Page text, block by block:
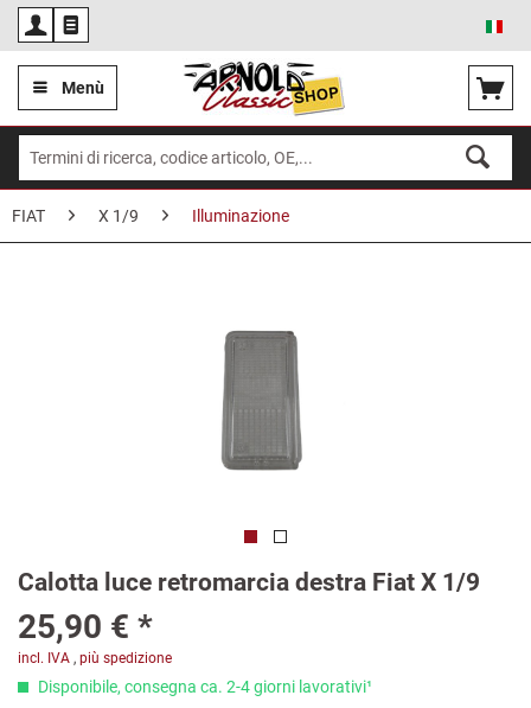
Menù
FIAT X 1/9 Illuminazione
Calotta luce retromarcia destra Fiat X 1/9
25,90 € *
incl. IVA , più spedizione
Disponibile, consegna ca. 2-4 giorni lavorativi¹